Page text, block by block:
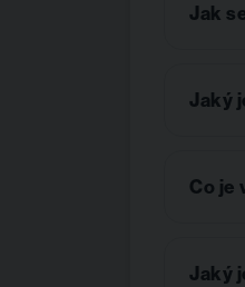
Jak
Jaký
Co je
Jaký